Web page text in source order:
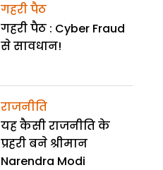
गहरी पैठ
गहरी पैठ : Cyber Fraud
से सावधान!
राजनीति
यह कैसी राजनीति के
प्रहरी बने श्रीमान
Narendra Modi